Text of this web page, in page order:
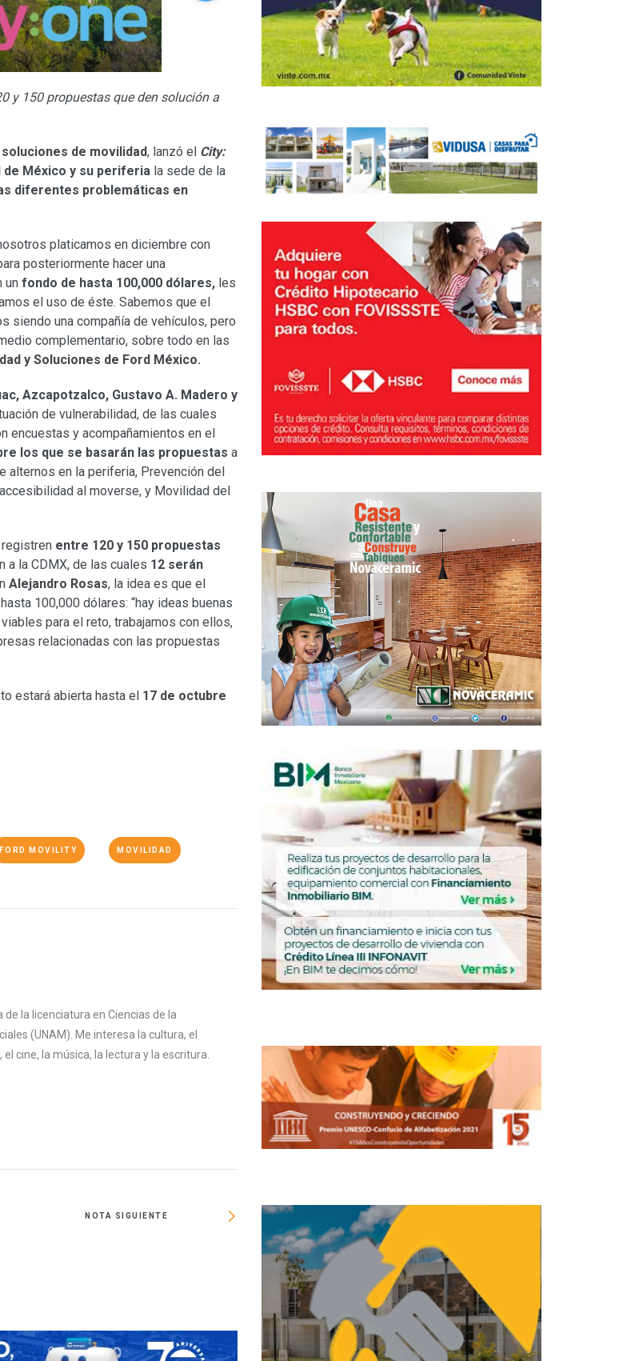
y 150 propuestas que den solución a
de movilidad, lanzó el City:
de México y su periferia la sede de la
diferentes problemáticas en
platicamos en diciembre con
posteriormente hacer una
un fondo de hasta 100,000 dólares, les
el uso de éste. Sabemos que el
siendo una compañía de vehículos, pero
complementario, sobre todo en las
y Soluciones de Ford México.
Azcapotzalco, Gustavo A. Madero y
de vulnerabilidad, de las cuales
encuestas y acompañamientos en el
los que se basarán las propuestas a
alternos en la periferia, Prevención del
al moverse, y Movilidad del
entre 120 y 150 propuestas
a la CDMX, de las cuales 12 serán
Alejandro Rosas, la idea es que el
100,000 dólares: “hay ideas buenas
para el reto, trabajamos con ellos,
relacionadas con las propuestas
estará abierta hasta el 17 de octubre
FORD MOVILITY MOVILIDAD
la licenciatura en Ciencias de la
(UNAM). Me interesa la cultura, el
cine, la música, la lectura y la escritura.
NOTA SIGUIENTE
A dos años de los sismos, INAH recupera el
42% de inmuebles dañados